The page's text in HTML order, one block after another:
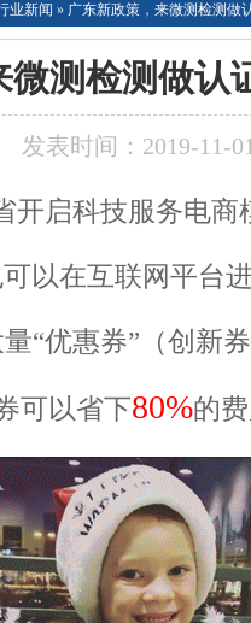
业新闻 » 广东新政策，来微测检测做
微测检测做认
发表时间：2019-11-
开启科技服务电商
以在互联网平台
“优惠券”（创新
可以省下80%的